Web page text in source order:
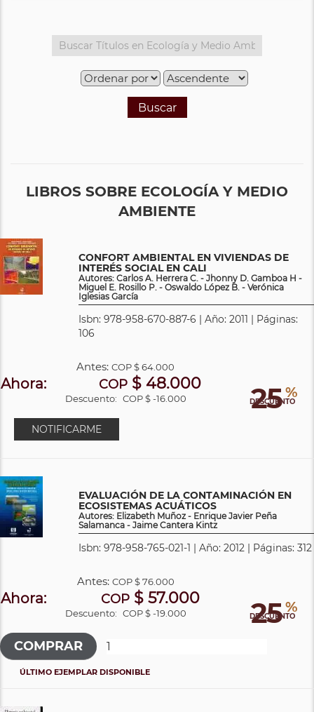
Buscar
LIBROS SOBRE ECOLOGÍA Y MEDIO
AMBIENTE
CONFORT AMBIENTAL EN VIVIENDAS DE
INTERÉS SOCIAL EN CALI
Autores: Carlos A. Herrera C. - Jhonny D. Gamboa H -
Miguel E. Rosillo P. - Oswaldo López B. - Verónica
Iglesias García
Isbn: 978-958-670-887-6 | Año: 2011 | Páginas:
106
25 %
DESCUENTO
Antes:COP$ 64.000
Ahora: COP $ 48.000
Descuento: COP $ -16.000
NOTIFICARME
EVALUACIÓN DE LA CONTAMINACIÓN EN
ECOSISTEMAS ACUÁTICOS
Autores: Elizabeth Muñoz - Enrique Javier Peña
Salamanca - Jaime Cantera Kintz
Isbn: 978-958-765-021-1 | Año: 2012 | Páginas: 312
25 %
DESCUENTO
Antes: COP$ 76.000
Ahora: COP$ 57.000
Descuento: COP $ -19.000
ÚLTIMO EJEMPLAR DISPONIBLE